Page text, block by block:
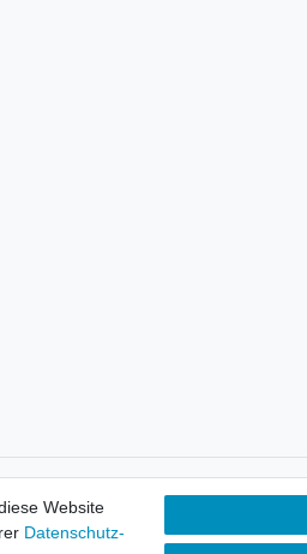
Wir versenden mit
Website
Daten­schutz­